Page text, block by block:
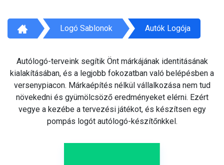
Logó Sablonok Autók Logója
Autólogó-terveink segítik Önt márkájának identitásának
kialakításában, és a legjobb fokozatban való belépésben a
versenypiacon. Márkaépítés nélkül vállalkozása nem tud
növekedni és gyümölcsöző eredményeket elérni. Ezért
vegye a kezébe a tervezési játékot, és készítsen egy
pompás logót autólogó-készítőnkkel.